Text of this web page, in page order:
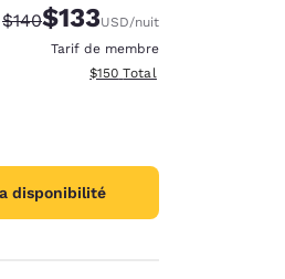
Tarif barré :
$140Tarif réduit :
$133USD/nuit
Tarif de membre
Afficher les détails totaux
$150 Total
disponibilité